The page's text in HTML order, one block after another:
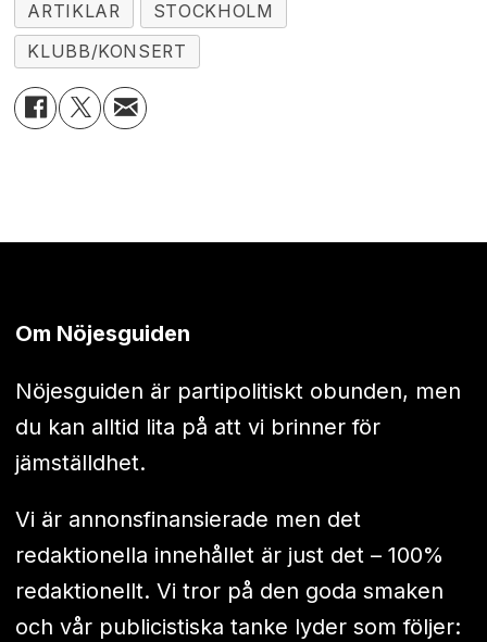
ARTIKLAR
STOCKHOLM
KLUBB/KONSERT
Om Nöjesguiden
Nöjesguiden är partipolitiskt obunden, men
du kan alltid lita på att vi brinner för
jämställdhet.
Vi är annonsfinansierade men det
redaktionella innehållet är just det – 100%
redaktionellt. Vi tror på den goda smaken
och vår publicistiska tanke lyder som följer: